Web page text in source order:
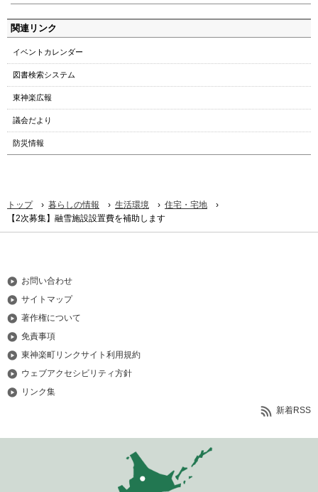
ー関連リンク
イベントカレンダー
図書検索システム
東神楽広報
議会だより
防災情報
トップ › 暮らしの情報 › 生活環境 › 住宅・宅地
›
【2次募集】融雪施設設置費を補助します
お問い合わせ
サイトマップ
著作権について
免責事項
東神楽町リンクサイト利用規約
ウェブアクセシビリティ方針
リンク集
新着RSS